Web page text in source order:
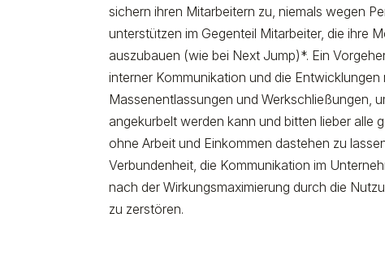
sichern ihren Mitarbeitern zu, niemals wegen
unterstützen im Gegenteil Mitarbeiter, die ihre
auszubauen (wie bei Next Jump)*. Ein
interner Kommunikation und die
Massenentlassungen und Werkschließungen,
angekurbelt werden kann und bitten lieber alle
ohne Arbeit und Einkommen dastehen zu
Verbundenheit, die Kommunikation im
nach der Wirkungsmaximierung durch die
zu zerstören.